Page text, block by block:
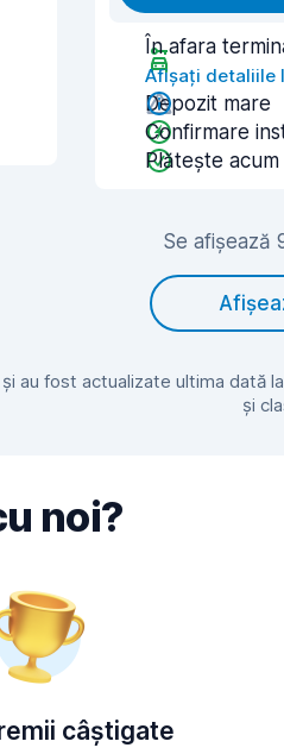
În afara
Afișați detaliile
Depozit mare
Confirmare
Plătește acum
Se afișează
au fost actualizate ultima dată
și
noi?
câștigate